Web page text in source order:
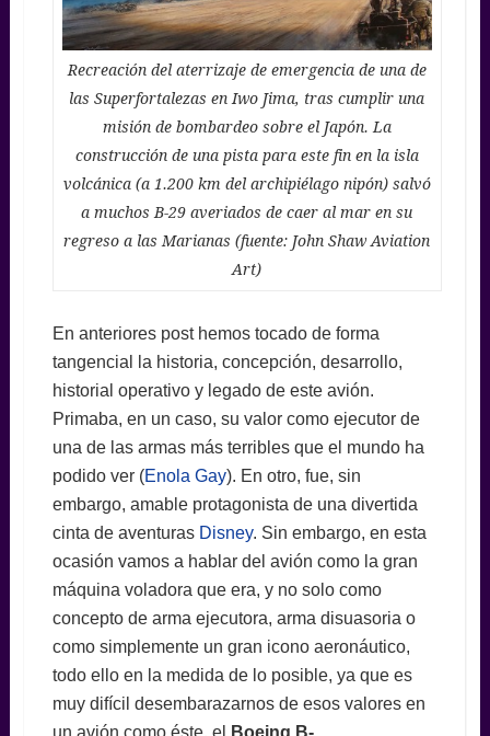
Recreación del aterrizaje de emergencia de una de
las Superfortalezas en Iwo Jima, tras cumplir una
misión de bombardeo sobre el Japón. La
construcción de una pista para este fin en la isla
volcánica (a 1.200 km del archipiélago nipón) salvó
a muchos B-29 averiados de caer al mar en su
regreso a las Marianas (fuente: John Shaw Aviation
Art)
En anteriores post hemos tocado de forma
tangencial la historia, concepción, desarrollo,
historial operativo y legado de este avión.
Primaba, en un caso, su valor como ejecutor de
una de las armas más terribles que el mundo ha
podido ver (Enola Gay). En otro, fue, sin
embargo, amable protagonista de una divertida
cinta de aventuras Disney. Sin embargo, en esta
ocasión vamos a hablar del avión como la gran
máquina voladora que era, y no solo como
concepto de arma ejecutora, arma disuasoria o
como simplemente un gran icono aeronáutico,
todo ello en la medida de lo posible, ya que es
muy difícil desembarazarnos de esos valores en